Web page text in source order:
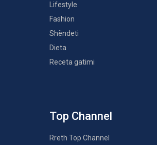
Lifestyle
Fashion
Shëndeti
Dieta
Receta gatimi
Top Channel
Rreth Top Channel